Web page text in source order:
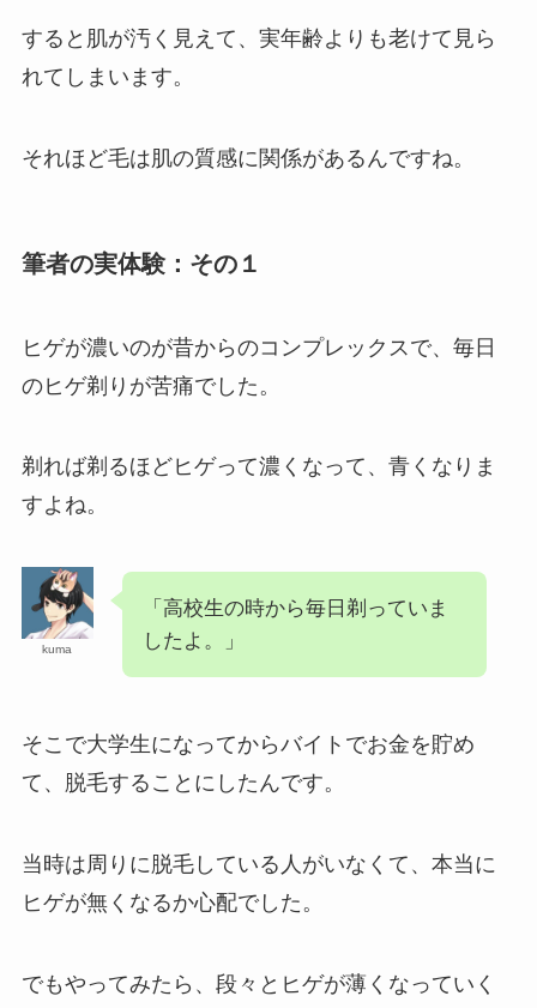
すると肌が汚く見えて、実年齢よりも老けて見ら
れてしまいます。
それほど毛は肌の質感に関係があるんですね。
筆者の実体験：その１
ヒゲが濃いのが昔からのコンプレックスで、毎日
のヒゲ剃りが苦痛でした。
剃れば剃るほどヒゲって濃くなって、青くなりま
すよね。
kuma
「高校生の時から毎日剃っていま
したよ。」
そこで大学生になってからバイトでお金を貯め
て、脱毛することにしたんです。
当時は周りに脱毛している人がいなくて、本当に
ヒゲが無くなるか心配でした。
でもやってみたら、段々とヒゲが薄くなっていく